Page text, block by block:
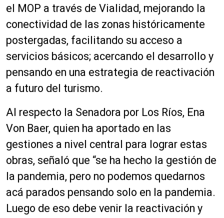
el MOP a través de Vialidad, mejorando la
conectividad de las zonas históricamente
postergadas, facilitando su acceso a
servicios básicos; acercando el desarrollo y
pensando en una estrategia de reactivación
a futuro del turismo.
Al respecto la Senadora por Los Ríos, Ena
Von Baer, quien ha aportado en las
gestiones a nivel central para lograr estas
obras, señaló que “se ha hecho la gestión de
la pandemia, pero no podemos quedarnos
acá parados pensando solo en la pandemia.
Luego de eso debe venir la reactivación y